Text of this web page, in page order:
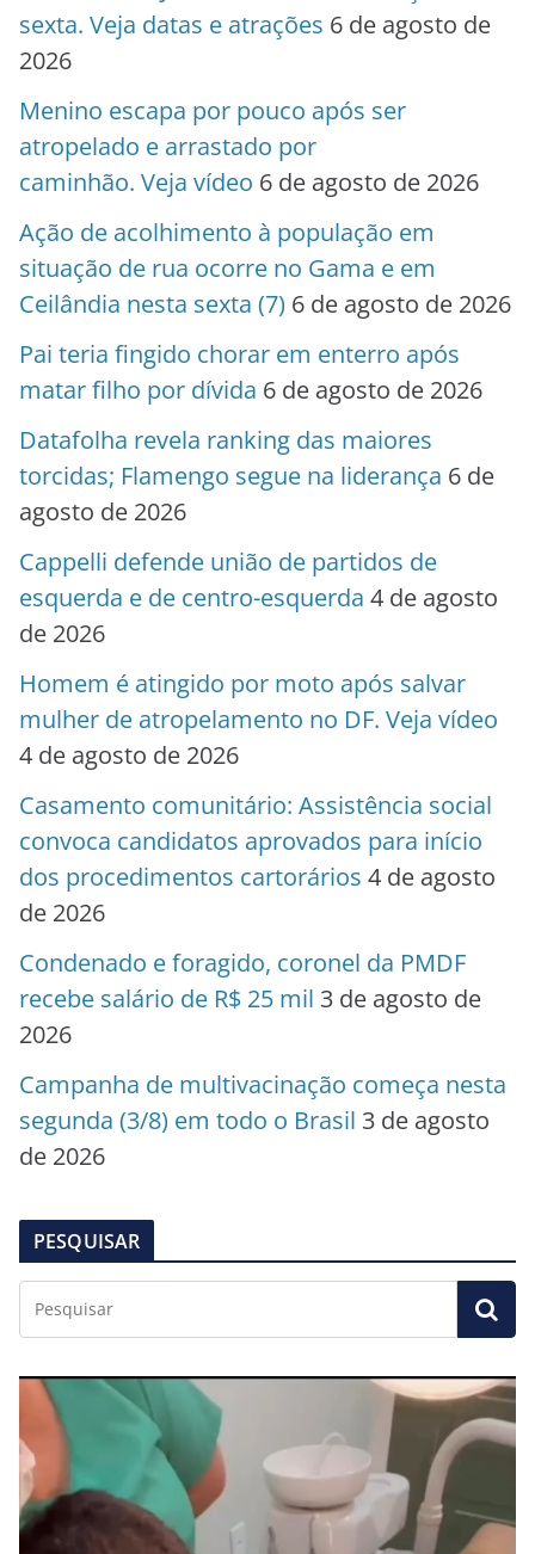
sexta. Veja datas e atrações 6 de agosto de
2026
Menino escapa por pouco após ser
atropelado e arrastado por
caminhão. Veja vídeo 6 de agosto de 2026
Ação de acolhimento à população em
situação de rua ocorre no Gama e em
Ceilândia nesta sexta (7) 6 de agosto de 2026
Pai teria fingido chorar em enterro após
matar filho por dívida 6 de agosto de 2026
Datafolha revela ranking das maiores
torcidas; Flamengo segue na liderança 6 de
agosto de 2026
Cappelli defende união de partidos de
esquerda e de centro-esquerda 4 de agosto
de 2026
Homem é atingido por moto após salvar
mulher de atropelamento no DF. Veja vídeo
4 de agosto de 2026
Casamento comunitário: Assistência social
convoca candidatos aprovados para início
dos procedimentos cartorários 4 de agosto
de 2026
Condenado e foragido, coronel da PMDF
recebe salário de R$ 25 mil 3 de agosto de
2026
Campanha de multivacinação começa nesta
segunda (3/8) em todo o Brasil 3 de agosto
de 2026
PESQUISAR